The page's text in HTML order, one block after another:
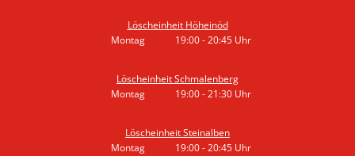
Löscheinheit Höheinöd
Montag
19:00-20:45 Uhr
Löscheinheit Schmalenberg
Montag
19:00-21:30 Uhr
Löscheinheit Steinalben
Montag
19:00-20:45 Uhr